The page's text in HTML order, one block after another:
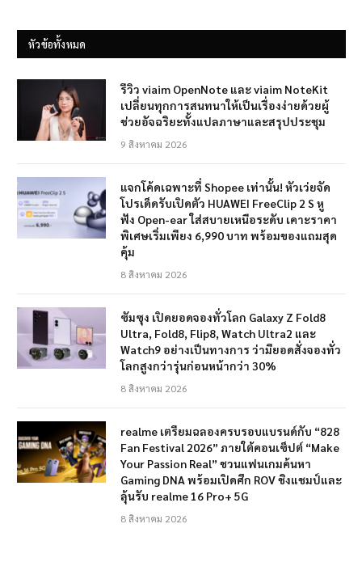
หัวข้อทั้งหมด
รีวิว viaim OpenNote และ viaim NoteKit
เปลี่ยนทุกการสนทนาให้เป็นเรื่องง่ายด้วยผู้
ช่วยอัจฉริยะทั้งแปลภาษาและสรุปประชุม
9 สิงหาคม 2026
แจกโค้ดเฉพาะที่ Shopee เท่านั้น! หัวเว่ยจัด
โปรเด็ดรับเปิดตัว HUAWEI FreeClip 2 S หู
ฟัง Open-ear ใส่สบายเหนือระดับ เคาะราคา
พิเศษเริ่มเพียง 6,990 บาท พร้อมของแถมสุด
คุ้ม
8 สิงหาคม 2026
ซัมซุง เปิดยอดจองทั่วโลก Galaxy Z Fold8
Ultra, Fold8, Flip8, Watch Ultra2 และ
Watch9 อย่างเป็นทางการ ว่ามียอดสั่งจองทั่ว
โลกสูงกว่ารุ่นก่อนหน้ากว่า 30%
8 สิงหาคม 2026
realme เตรียมฉลองครบรอบแบรนด์กับ “828
Fan Festival 2026” ภายใต้คอนเซ็ปต์ “Make
Your Passion Real” ชวนแฟนเกมค้นหา
Gaming DNA พร้อมเปิดศึก ROV ชิงแชมป์และ
ลุ้นรับ realme 16 Pro+ 5G
8 สิงหาคม 2026